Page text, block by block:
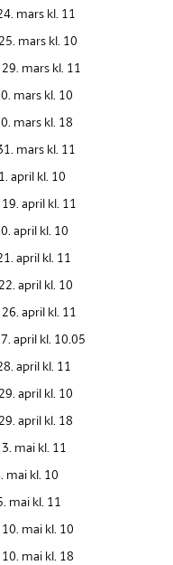
mars kl. 11
mars kl. 10
mars kl. 11
mars kl. 10
mars kl. 18
mars kl. 11
april kl. 10
april kl. 11
april kl. 10
april kl. 11
april kl. 10
april kl. 11
april kl. 10.05
april kl. 11
april kl. 10
april kl. 18
mai kl. 11
mai kl. 10
mai kl. 11
mai kl. 10
mai kl. 18